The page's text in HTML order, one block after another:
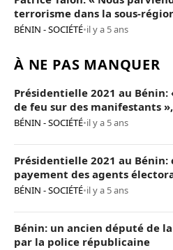
terrorisme dans la sous-
BÉNIN - SOCIÉTÉ•il y a 5 ans
À NE PAS MANQUER
Présidentielle 2021 au Bénin:
de feu sur des manifestants
BÉNIN - SOCIÉTÉ•il y a 5 ans
Présidentielle 2021 au
payement des agents
BÉNIN - SOCIÉTÉ•il y a 5 ans
Bénin: un ancien député de
par la police républicaine